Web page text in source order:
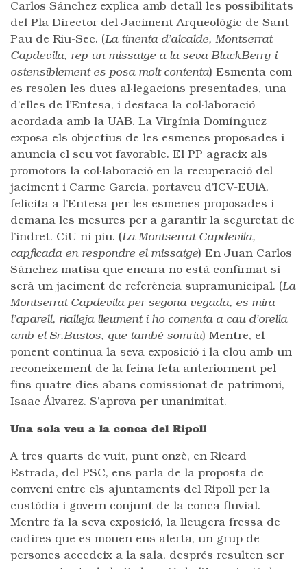
Carlos Sánchez explica amb detall les possibilitats
del Pla Director del Jaciment Arqueològic de Sant
Pau de Riu-Sec. (La tinenta d’alcalde, Montserrat
Capdevila, rep un missatge a la seva BlackBerry i
ostensiblement es posa molt contenta) Esmenta com
es resolen les dues al·legacions presentades, una
d’elles de l’Entesa, i destaca la col·laboració
acordada amb la UAB. La Virgínia Domínguez
exposa els objectius de les esmenes proposades i
anuncia el seu vot favorable. El PP agraeix als
promotors la col·laboració en la recuperació del
jaciment i Carme Garcia, portaveu d’ICV-EUiA,
felicita a l’Entesa per les esmenes proposades i
demana les mesures per a garantir la seguretat de
l’indret. CiU ni piu. (La Montserrat Capdevila,
capficada en respondre el missatge) En Juan Carlos
Sánchez matisa que encara no està confirmat si
serà un jaciment de referència supramunicipal. (La
Montserrat Capdevila per segona vegada, es mira
l’aparell, rialleja lleument i ho comenta a cau d’orella
amb el Sr.Bustos, que també somriu) Mentre, el
ponent continua la seva exposició i la clou amb un
reconeixement de la feina feta anteriorment pel
fins quatre dies abans comissionat de patrimoni,
Isaac Álvarez. S’aprova per unanimitat.
Una sola veu a la conca del Ripoll
A tres quarts de vuit, punt onzè, en Ricard
Estrada, del PSC, ens parla de la proposta de
conveni entre els ajuntaments del Ripoll per la
custòdia i govern conjunt de la conca fluvial.
Mentre fa la seva exposició, la lleugera fressa de
cadires que es mouen ens alerta, un grup de
persones accedeix a la sala, després resulten ser